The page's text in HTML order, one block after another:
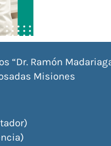
“Dr. Ramón
Misiones